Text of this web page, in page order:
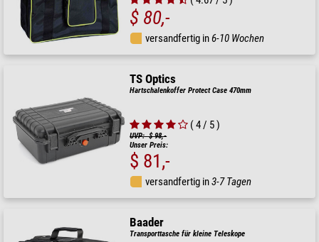
$ 80,-
versandfertig in6-10 Wochen
TS Optics
Hartschalenkoffer Protect Case 470mm
( 4 / 5 )
UVP: $ 98,-
Unser Preis:
$ 81,-
versandfertig in3-7 Tagen
Baader
Transporttasche für kleine Teleskope